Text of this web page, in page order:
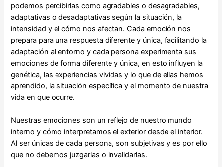
podemos percibirlas como agradables o desagradables,
adaptativas o desadaptativas según la situación, la
intensidad y el cómo nos afectan. Cada emoción nos
prepara para una respuesta diferente y única, facilitando la
adaptación al entorno y cada persona experimenta sus
emociones de forma diferente y única, en esto influyen la
genética, las experiencias vividas y lo que de ellas hemos
aprendido, la situación específica y el momento de nuestra
vida en que ocurre.
Nuestras emociones son un reflejo de nuestro mundo
interno y cómo interpretamos el exterior desde el interior.
Al ser únicas de cada persona, son subjetivas y es por ello
que no debemos juzgarlas o invalidarlas.